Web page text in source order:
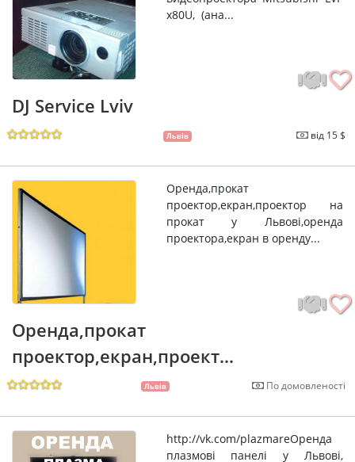
x80U, (ана...
DJ Service Lviv
Львів від 15 $
Оренда,прокат
проектор,екран,проектор на
прокат у Львові,оренда
проектора,екран в оренду...
Оренда,прокат
проектор,екран,проект...
Львів По домовленості
http://vk.com/plazmareОренда
плазмові панелі у Львові,